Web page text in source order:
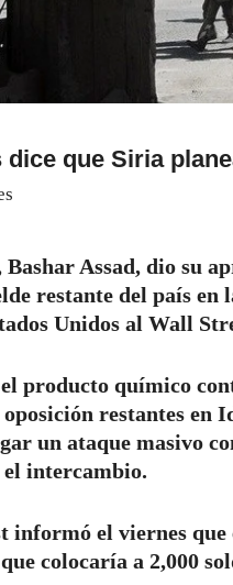
que Siria
Assad, dio su
restante del país
Unidos al Wall
el producto químico
restantes en
un ataque masivo
intercambio.
informó el viernes
colocaría a 2,000